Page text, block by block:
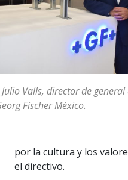
Julio Valls, director de general
Fischer México.
por la cultura y los
el directivo.